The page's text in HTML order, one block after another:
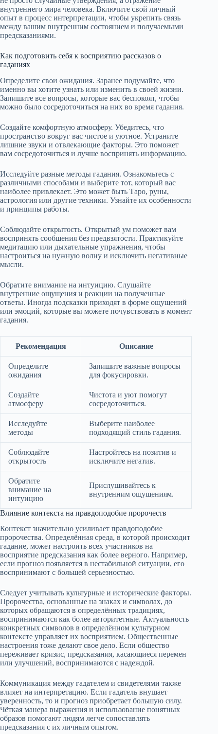
внутреннего мира человека. Включите свой личный
опыт в процесс интерпретации, чтобы укрепить связь
между вашим внутренним состоянием и получаемыми
предсказаниями.
Как подготовить себя к восприятию рассказов о
гаданиях
Определите свои ожидания. Заранее подумайте, что
именно вы хотите узнать или изменить в своей жизни.
Запишите все вопросы, которые вас беспокоят, чтобы
можно было сосредоточиться на них во время гадания.
Создайте комфортную атмосферу. Убедитесь, что
пространство вокруг вас чистое и уютное. Устраните
лишние звуки и отвлекающие факторы. Это поможет
вам сосредоточиться и лучше воспринять информацию.
Исследуйте разные методы гадания. Ознакомьтесь с
различными способами и выберите тот, который вас
наиболее привлекает. Это может быть Таро, руны,
астрология или другие техники. Узнайте их особенности
и принципы работы.
Соблюдайте открытость. Открытый ум поможет вам
воспринять сообщения без предвзятости. Практикуйте
медитацию или дыхательные упражнения, чтобы
настроиться на нужную волну и исключить негативные
мысли.
Обратите внимание на интуицию. Слушайте
внутренние ощущения и реакции на полученные
ответы. Иногда подсказки приходят в форме ощущений
или эмоций, которые вы можете почувствовать в момент
гадания.
Рекомендация Описание
Определите
ожидания
Запишите важные вопросы
для фокусировки.
Создайте
атмосферу
Чистота и уют помогут
сосредоточиться.
Исследуйте
методы
Выберите наиболее
подходящий стиль гадания.
Соблюдайте
открытость
Настройтесь на позитив и
исключите негатив.
Обратите
внимание на
интуицию
Прислушивайтесь к
внутренним ощущениям.
Влияние контекста на правдоподобие пророчеств
Контекст значительно усиливает правдоподобие
пророчества. Определённая среда, в которой происходит
гадание, может настроить всех участников на
восприятие предсказания как более верного. Например,
если прогноз появляется в нестабильной ситуации, его
воспринимают с большей серьезностью.
Следует учитывать культурные и исторические факторы.
Пророчества, основанные на знаках и символах, до
которых обращаются в определённых традициях,
воспринимаются как более авторитетные. Актуальность
конкретных символов в определённом культурном
контексте управляет их восприятием. Общественные
настроения тоже делают свое дело. Если общество
переживает кризис, предсказания, касающиеся перемен
или улучшений, воспринимаются с надеждой.
Коммуникация между гадателем и свидетелями также
влияет на интерпретацию. Если гадатель внушает
уверенность, то и прогноз приобретает большую силу.
Чёткая манера выражения и использование понятных
образов помогают людям легче сопоставлять
предсказания с их личным опытом.